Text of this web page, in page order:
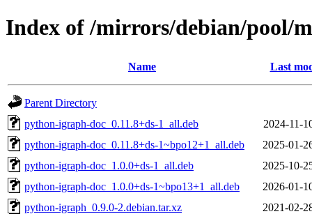
Index of /mirrors/debian/pool/
Name Last
Parent Directory
python-igraph-doc_0.11.8+ds-1_all.deb
2024-11-
python-igraph-doc_0.11.8+ds-1~bpo12+1_all.deb
2025-01-
python-igraph-doc_1.0.0+ds-1_all.deb
2025-10-
python-igraph-doc_1.0.0+ds-1~bpo13+1_all.deb
2026-01-
python-igraph_0.9.0-2.debian.tar.xz
2021-02-